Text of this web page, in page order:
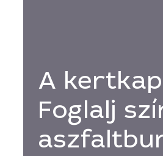
A
Foglalj